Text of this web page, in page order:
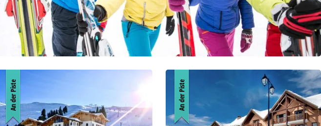
funktionsnotwendigen Cookies und ähnlichen
und zur Vertragserfüllung notwendige Dienste.
Ihrer Einstellungen finden Sie in unserer
. Informationen zu den Verarbeitungszwecken und
An der Piste An der Piste